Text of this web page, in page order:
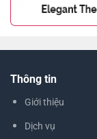
Thông tin
Giới thiệu
Dịch vụ